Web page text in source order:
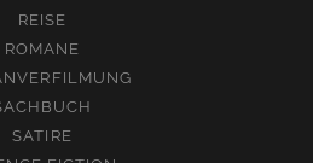
REISE
ROMANE
SATIRE